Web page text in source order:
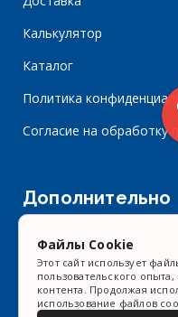
Калькулятор
Каталог
Политика
Согласие на обработку
Дополнительно
Видео
Контакты
Файлы Cookie
Этот сайт использует
пользовательского
контента. Продолжая
использование файлов